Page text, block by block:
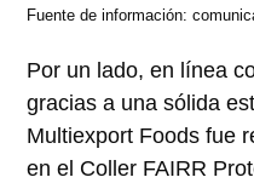
Fuente de información:
Por un lado, en línea
gracias a una sólida
Multiexport Foods fue
en el Coller FAIRR